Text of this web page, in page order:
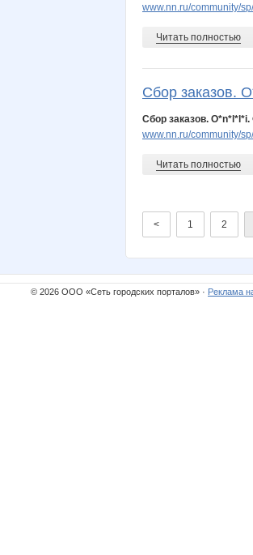
www.nn.ru/community/
Читать полностью
Сбор заказов.
Сбор заказов.
www.nn.ru/community/
Читать полностью
< 1 2
© 2026 ООО «Сеть городских порталов» · Реклама